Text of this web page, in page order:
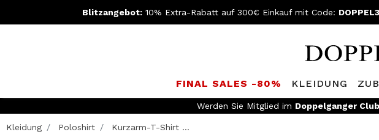
Blitzangebot: 10% Extra-Rabatt auf 300€ Einkauf mit Code:
FINAL SALES -80% KLEIDUNG
Werden Sie Mitglied im Doppelganger
Kleidung Poloshirt Kurzarm-T-Shirt ...